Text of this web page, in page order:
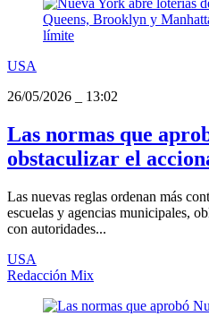
USA
26/05/2026
13:02
Las normas que
obstaculizar el
Las nuevas reglas ordenan más
escuelas y agencias municipales,
con autoridades...
USA
Redacción Mix